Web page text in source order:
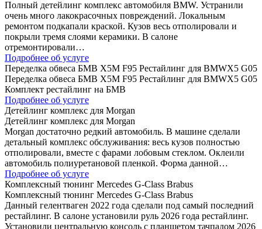
Полный детейлинг комплекс автомобиля BMW. Устранили
очень много лакокрасочных повреждений. Локальным
ремонтом подкапали краской. Кузов весь отполировали и
покрыли тремя слоями керамики. В салоне
отремонтировали…
Подробнее об услуге
Переделка обвеса БМВ Х5М F95 Рестайлинг для BMWX5 G05
Переделка обвеса БМВ Х5М F95 Рестайлинг для BMWX5 G05
Комплект рестайлинг на БМВ
Подробнее об услуге
Детейлинг комплекс для Morgan
Детейлинг комплекс для Morgan
Morgan достаточно редкий автомобиль. В машине сделали
детальный комплекс обслуживания: весь кузов полностью
отполировали, вместе с фарами лобовым стеклом. Оклеили
автомобиль полиуретановой пленкой. Форма данной…
Подробнее об услуге
Комплексный тюнинг Mercedes G-Class Brabus
Комплексный тюнинг Mercedes G-Class Brabus
Данный гелентваген 2022 года сделали под самый последний
рестайлинг. В салоне установили руль 2026 года рестайлинг.
Установили центральную консоль с планшетом тачпадом 2026